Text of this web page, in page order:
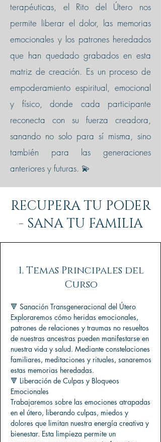
terapéuticas, el Rito del Útero nos
permite liberar el dolor, las memorias
emocionales y los patrones heredados
que han quedado grabados en esta
matriz de creación. Es un proceso de
empoderamiento espiritual, emocional
y físico, donde cada participante
reconecta con su fuerza creadora,
sanando no solo para sí misma, sino
también para las generaciones
anteriores y futuras. 💫
RECUPERA TU PODER
- SANA TU FAMILIA
1. Temas Principales del
Curso
🔻 Sanación Transgeneracional del Útero
Exploraremos cómo heridas emocionales,
patrones de relaciones y traumas no resueltos
de nuestras ancestras pueden manifestarse en
nuestra vida y salud. Mediante constelaciones
familiares, meditaciones y rituales, sanaremos
estas memorias heredadas.
🔻 Liberación de Culpas y Bloqueos
Emocionales
Trabajaremos sobre las emociones atrapadas
en el útero, liberando culpas, miedos y
dolores que limitan nuestra energía creativa y
bienestar. Esta limpieza permite un